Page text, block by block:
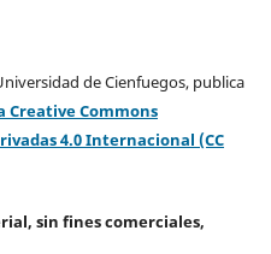
de Cienfuegos, publica
Creative Commons
4.0 Internacional (CC
sin fines comerciales,